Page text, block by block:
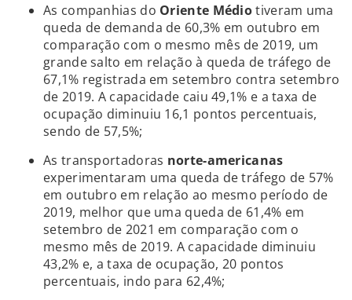
As companhias do Oriente Médiotiveram uma
queda de demanda de 60,3% em outubro em
comparação com o mesmo mês de 2019, um
grande salto em relação à queda de tráfego de
67,1% registrada em setembro contra setembro
de 2019. A capacidade caiu 49,1% e a taxa de
ocupação diminuiu 16,1 pontos percentuais,
sendo de 57,5%;
As transportadoras norte-americanas
experimentaram uma queda de tráfego de 57%
em outubro em relação ao mesmo período de
2019, melhor que uma queda de 61,4% em
setembro de 2021 em comparação com o
mesmo mês de 2019. A capacidade diminuiu
43,2% e, a taxa de ocupação, 20 pontos
percentuais, indo para 62,4%;